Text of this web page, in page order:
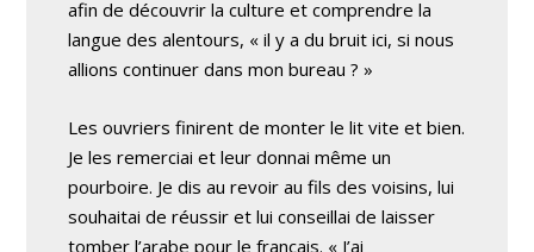
afin de découvrir la culture et comprendre la
langue des alentours, « il y a du bruit ici, si nous
allions continuer dans mon bureau ? »
Les ouvriers finirent de monter le lit vite et bien.
Je les remerciai et leur donnai même un
pourboire. Je dis au revoir au fils des voisins, lui
souhaitai de réussir et lui conseillai de laisser
tomber l’arabe pour le français. « J’ai